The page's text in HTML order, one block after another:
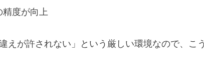
精度が向上
えが許されない」という厳しい環境なので、こ